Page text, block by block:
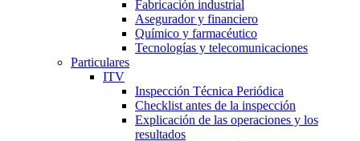
Fabricación industrial
Asegurador y financiero
Químico y farmacéutico
Tecnologías y telecomunicaciones
Particulares
ITV
Inspección Técnica Periódica
Checklist antes de la inspección
Explicación de las operaciones y los
resultados